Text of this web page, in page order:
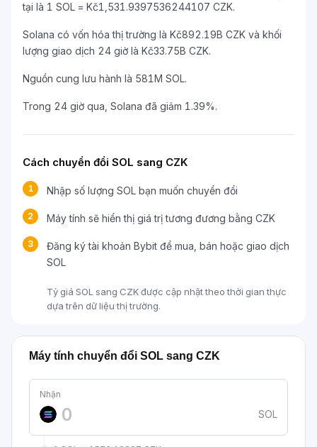
tại là 1 SOL = Kč1,531.9397536244107 CZK.
Solana có vốn hóa thị trường là Kč892.19B CZK và khối
lượng giao dịch 24 giờ là Kč33.75B CZK.
Nguồn cung lưu hành là 581M SOL.
Trong 24 giờ qua, Solana đã giảm 1.39%.
Cách chuyển đổi SOL sang CZK
1 Nhập số lượng SOL bạn muốn chuyển đổi
2 Máy tính sẽ hiển thị giá trị tương đương bằng CZK
3
Đăng ký tài khoản Bybit để mua, bán hoặc giao dịch
SOL
Tỷ giá SOL sang CZK được cập nhật theo thời gian thực
dựa trên dữ liệu thị trường.
Máy tính chuyển đổi SOL sang CZK
Nhận
SOL